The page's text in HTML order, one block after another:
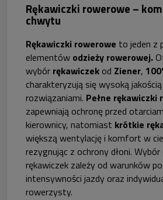
Rękawiczki rowerowe –
chwytu
Rękawiczki rowerowe to jeden z
elementów odzieży rowerowej.
wybór rękawiczek od Ziener,
charakteryzują się wysoką
rozwiązaniami. Pełne rękawiczki
zapewniają ochronę przed
kierownicy, natomiast krótkie
większą wentylację i komfort w
rezygnując z ochrony dłoni.
rękawiczek zależy od warunków
intensywności jazdy oraz
rowerzysty.